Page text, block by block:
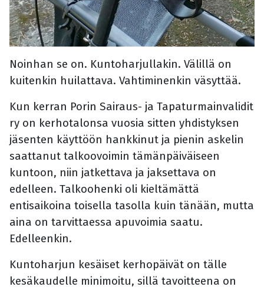
Noinhan se on. Kuntoharjullakin. Välillä on
kuitenkin huilattava. Vahtiminenkin väsyttää.
Kun kerran Porin Sairaus- ja Tapaturmainvalidit
ry on kerhotalonsa vuosia sitten yhdistyksen
jäsenten käyttöön hankkinut ja pienin askelin
saattanut talkoovoimin tämänpäiväiseen
kuntoon, niin jatkettava ja jaksettava on
edelleen. Talkoohenki oli kieltämättä
entisaikoina toisella tasolla kuin tänään, mutta
aina on tarvittaessa apuvoimia saatu.
Edelleenkin.
Kuntoharjun kesäiset kerhopäivät on tälle
kesäkaudelle minimoitu, sillä tavoitteena on